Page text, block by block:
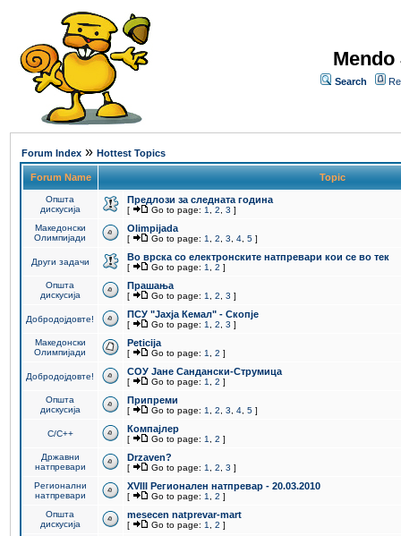
Search
Forum Index » Hottest Topics
Forum Name Topic
Општа
дискусија
Предлози за следната година
[ Go to page: 1 2 3 ]
Македонски
Олимпијади
Olimpijada
[ Go to page: 1 2 3 4 5 ]
Други задачи Во врска со електронските натпревари кои се во тек
[ Go to page: 1 2 ]
Општа
дискусија
Прашања
[ Go to page: 1 2 3 ]
Добродојдовте! ПCУ "Јахја Кемал" - Скопје
[ Go to page: 1 2 3 ]
Македонски
Олимпијади
Peticija
[ Go to page: 1 2 ]
Добродојдовте! СОУ Јане Сандански-Струмица
[ Go to page: 1 2 ]
Општа
дискусија
Припреми
[ Go to page: 1 2 3 4 5 ]
C/C++ Компајлер
[ Go to page: 1 2 ]
Државни
натпревари
Drzaven?
[ Go to page: 1 2 3 ]
Регионални
натпревари
XVIII Регионален натпревар - 20.03.2010
[ Go to page: 1 2 ]
Општа
дискусија
mesecen natprevar-mart
[ Go to page: 1 2 ]